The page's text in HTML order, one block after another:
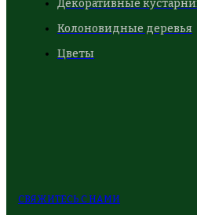
Декоративные
Колоновидные деревья
Цветы
СВЯЖИТЕСЬ С НАМИ